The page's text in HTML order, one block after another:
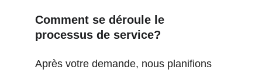
Comment se déroule le
processus de service?
Après votre demande, nous planifions